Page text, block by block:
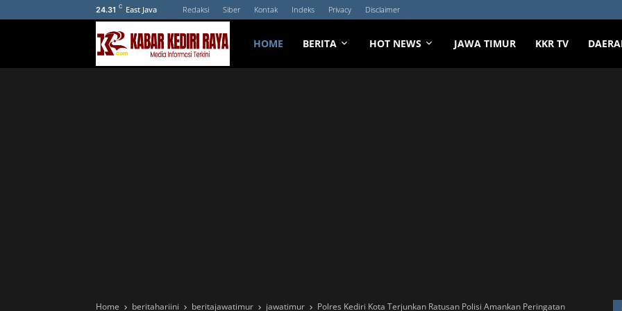
24.31 C East Java Redaksi Siber Kontak Indeks Privacy Disclaimer
HOME BERITA HOT NEWS JAWA TIMUR KKR TV
Home beritahariini beritajawatimur jawatimur
Polres Kediri Kota Terjunkan Ratusan Polisi Amankan Peringatan